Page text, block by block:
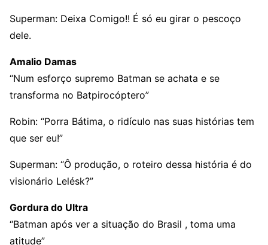
Superman: Deixa Comigo!! É só eu girar o pescoço
dele.
Amalio Damas
“Num esforço supremo Batman se achata e se
transforma no Batpirocóptero”
Robin: “Porra Bátima, o ridículo nas suas histórias tem
que ser eu!”
Superman: “Ô produção, o roteiro dessa história é do
visionário Lelésk?”
Gordura do Ultra
“Batman após ver a situação do Brasil , toma uma
atitude”